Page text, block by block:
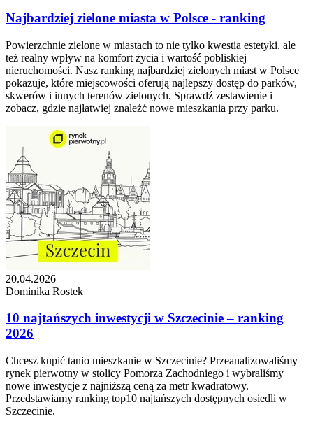
Najbardziej zielone miasta w Polsce - ranking
Powierzchnie zielone w miastach to nie tylko kwestia estetyki, ale
też realny wpływ na komfort życia i wartość pobliskiej
nieruchomości. Nasz ranking najbardziej zielonych miast w Polsce
pokazuje, które miejscowości oferują najlepszy dostęp do parków,
skwerów i innych terenów zielonych. Sprawdź zestawienie i
zobacz, gdzie najłatwiej znaleźć nowe mieszkania przy parku.
20.04.2026
Dominika Rostek
10 najtańszych inwestycji w Szczecinie – ranking
2026
Chcesz kupić tanio mieszkanie w Szczecinie? Przeanalizowaliśmy
rynek pierwotny w stolicy Pomorza Zachodniego i wybraliśmy
nowe inwestycje z najniższą ceną za metr kwadratowy.
Przedstawiamy ranking top10 najtańszych dostępnych osiedli w
Szczecinie.